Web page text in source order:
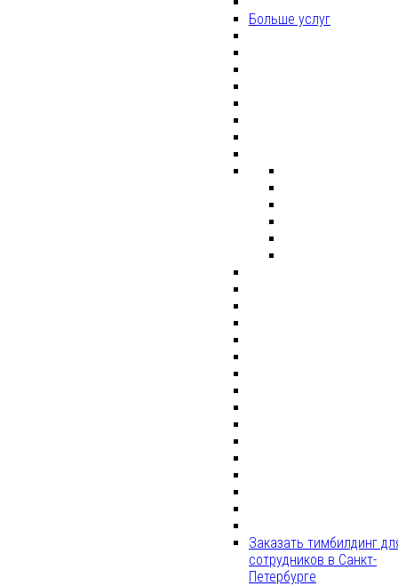
Больше услуг
Заказать тимбилдинг
сотрудников в Санкт-
Петербурге